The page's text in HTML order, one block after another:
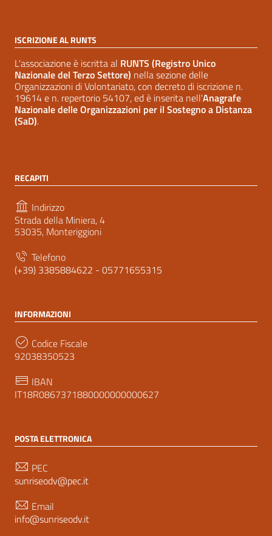
ISCRIZIONE AL RUNTS
L'associazione è iscritta al RUNTS (Registro Unico
Nazionale del Terzo Settore) nella sezione delle
Organizzazioni di Volontariato, con decreto di iscrizione n.
19614 e n. repertorio 54107, ed è inserita nell'Anagrafe
Nazionale delle Organizzazioni per il Sostegno a Distanza
(SaD).
RECAPITI
Indirizzo
Strada della Miniera, 4
53035, Monteriggioni
Telefono
(+39) 3385884622 - 05771655315
INFORMAZIONI
Codice Fiscale
92038350523
IBAN
IT18R0867371880000000000627
POSTA ELETTRONICA
PEC
sunriseodv@pec.it
Email
info@sunriseodv.it